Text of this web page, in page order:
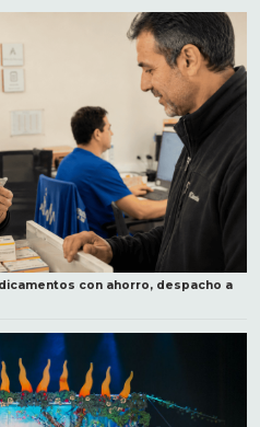
con ahorro, despacho a